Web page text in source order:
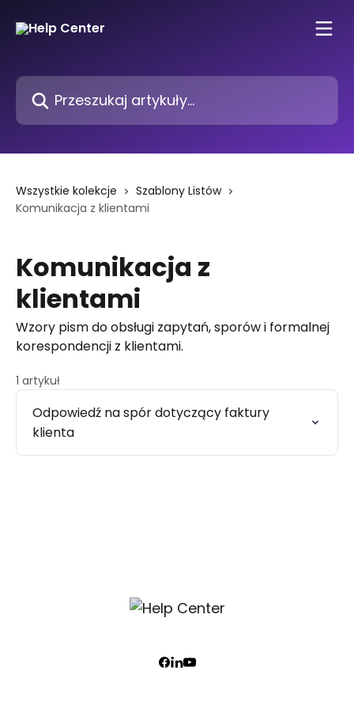
Przeszukaj artykuły...
Wszystkie kolekcje
Szablony Listów
Komunikacja z klientami
Komunikacja z
klientami
Wzory pism do obsługi zapytań, sporów i formalnej
korespondencji z klientami.
1 artykuł
Odpowiedź na spór dotyczący faktury
klienta